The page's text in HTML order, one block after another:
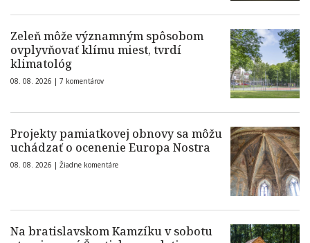
Zeleň môže významným spôsobom
ovplyvňovať klímu miest, tvrdí
klimatológ
08. 08. 2026 | 7 komentárov
Projekty pamiatkovej obnovy sa môžu
uchádzať o ocenenie Europa Nostra
08. 08. 2026 | Žiadne komentáre
Na bratislavskom Kamzíku v sobotu